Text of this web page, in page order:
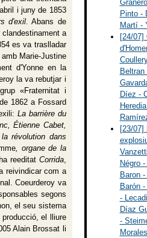
i juny de 1853
d'exil. Abans de
a
es va traslladar
Marie-Justine
d'Yonne en la
la va rebutjar i
«Fraternitat i
1862 a Fossard
La barrière du
Étienne Cabet,
révolution dans
, organe de la
reeditat Corrida,
reivindicar com a
Coeurderoy va
segons
el seu sistema
el lliure
Alain Brossat li
Pinto -
Martí -
[24/07]
Díez -
[23/07]
Négro
Baron
Barón
-
Díaz
-